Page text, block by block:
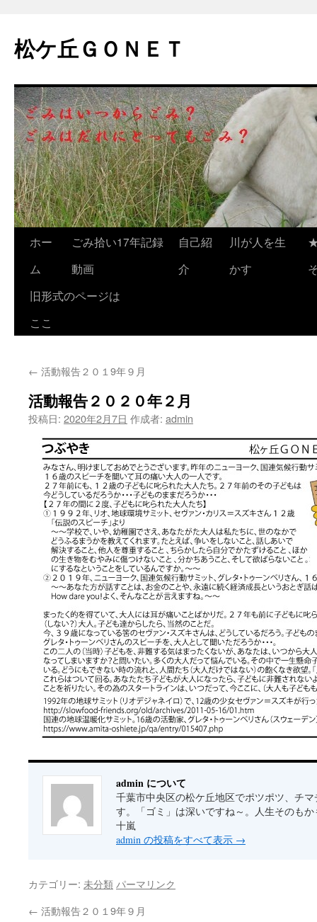
松ケ丘ＧＯＮＥＴ
へ
ス
キ
ホー
ム
ごみ拾い17年記録
動画
自己紹
介
川が人を生
かす
旧形式のページは
ここ
← 活動報告２０１9年９月
活動報告２０２０年２月
投稿日: 2020年2月7日 作成者: admin
admin について
千葉市中央区の松ケ丘地区でポツポツ、チ
す。「ゴミ」は深いですね～。人生そのも
十嵐
admin の投稿をすべて表示 →
カテゴリー: 未分類 パーマリンク
← 活動報告２０１9年９月